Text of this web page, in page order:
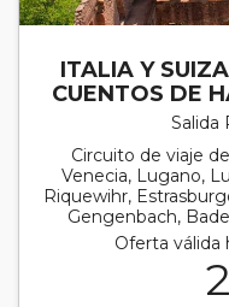
ITALIA Y
CUENTOS DE
Salida
Circuito de viaje
Venecia, Lugano,
Riquewihr,
Gengenbach,
Oferta válida